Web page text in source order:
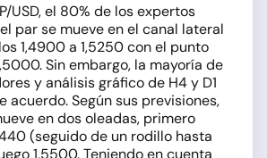
USD, el 80% de los expertos
par se mueve en el canal lateral
1,4900 a 1,5250 con el punto
Sin embargo, la mayoría de
y análisis gráfico de H4 y D1
acuerdo. Según sus previsiones,
en dos oleadas, primero
(seguido de un rodillo hasta
1,5500. Teniendo en cuenta